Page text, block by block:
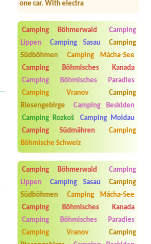
tábořiště Dobršín
3El.přípojka, Velká dodávka , osobní
auto, tři motorky
Termin ab 2026-07-30 |Kemp Olšovec
1 STAN 2 DETI 2 DOSPELIEL PRIPOJKA
BLIZ K VODE PODLE MAPY 19
Termin ab 2026-07-24 |Autokemp na
Cihelnách
Termin ab 2026-08-12 |Kemp Pod
Husarůvkou
Termin ab 2026-08-01 |
Camping Böhmerwald
Camping
Lippen
Camping Sasau
Camping
Südböhmen
Camping Mácha-See
Camping Böhmisches Kanada
Camping Böhmisches Paradies
Camping Vranov
Camping
Riesengebirge
Camping Beskiden
Camping Rozkoš
Camping Moldau
Camping Südmähren
Camping
Böhmische Schweiz
Camping Böhmerwald
Camping
Lippen
Camping Sasau
Camping
Südböhmen
Camping Mácha-See
Camping Böhmisches Kanada
Camping Böhmisches Paradies
Camping Vranov
Camping
Aneta Melicharová